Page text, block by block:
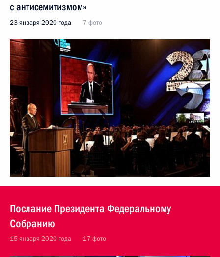
с антисемитизмом»
23 января 2020 года 7 фото
Послание Президента Федеральному
Собранию
15 января 2020 года 17 фото